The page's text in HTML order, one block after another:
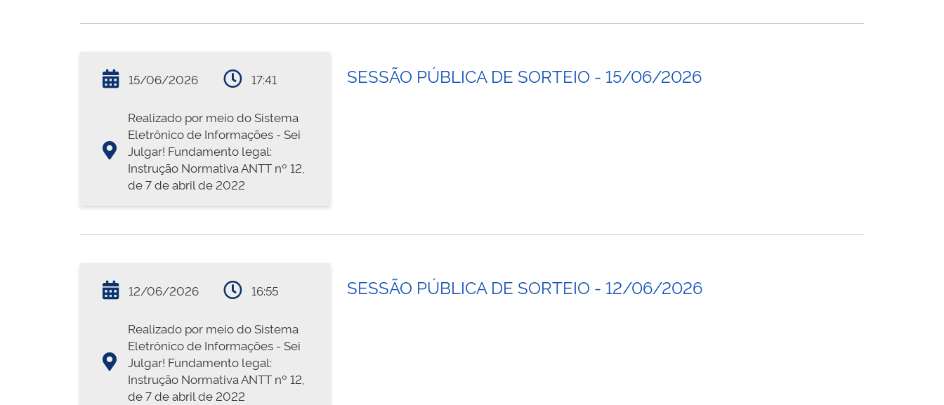
15/06/2026 17:41
Realizado por meio do Sistema
Eletrônico de Informações - Sei
Julgar! Fundamento legal:
Instrução Normativa ANTT nº 12,
de 7 de abril de 2022
SESSÃO PÚBLICA DE SORTEIO - 15/06/2026
12/06/2026 16:55
Realizado por meio do Sistema
Eletrônico de Informações - Sei
Julgar! Fundamento legal:
Instrução Normativa ANTT nº 12,
de 7 de abril de 2022
SESSÃO PÚBLICA DE SORTEIO - 12/06/2026